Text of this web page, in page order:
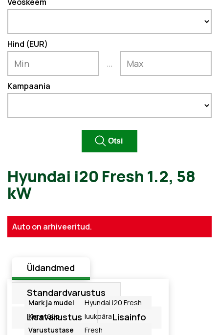
Hind (EUR)
...
Kampaania
Hyundai i20 Fresh 1.2, 58
kW
Auto on arhiveeritud.
Üldandmed
Standardvarustus
Lisavarustus Lisainfo
Mark ja mudel
Hyundai i20 Fresh
Keretüüp
luukpära
Varustustase
Fresh